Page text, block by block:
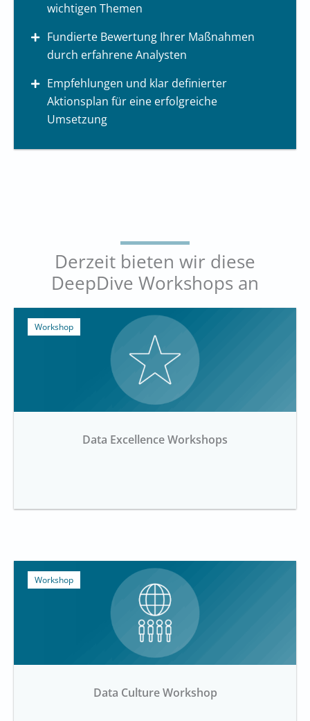
wichtigen Themen
Fundierte Bewertung Ihrer Maßnahmen
durch erfahrene Analysten
Empfehlungen und klar definierter
Aktionsplan für eine erfolgreiche
Umsetzung
Derzeit bieten wir diese
DeepDive Workshops an
Workshop
Data Excellence Workshops
Workshop
Data Culture Workshop